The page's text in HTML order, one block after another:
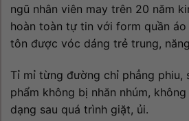
ngũ nhân viên may trên 20 năm
hoàn toàn tự tin với form quần
tôn được vóc dáng trẻ trung,
Tỉ mỉ từng đường chỉ phẳng phiu,
phẩm không bị nhăn nhúm,
dạng sau quá trình giặt, ủi.